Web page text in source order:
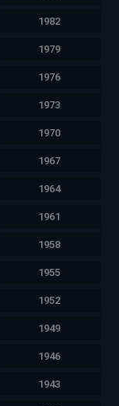
1982
1979
1976
1973
1970
1967
1964
1961
1958
1955
1952
1949
1946
1943